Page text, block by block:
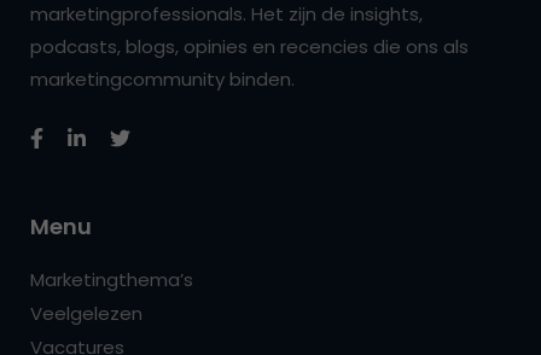
marketingprofessionals. Het zijn de insights,
podcasts, blogs, opinies en recencies die ons als
marketingcommunity binden.
Menu
Marketingthema’s
Veelgelezen
Vacatures